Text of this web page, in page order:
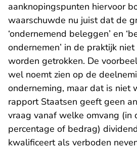
aanknopingspunten hiervoor
waarschuwde nu juist dat de
‘ondernemend beleggen’ en
ondernemen’ in de praktijk
worden getrokken. De
wel noemt zien op de
onderneming, maar dat is niet
rapport Staatsen geeft geen
vraag vanaf welke omvang (in
percentage of bedrag)
kwalificeert als verboden